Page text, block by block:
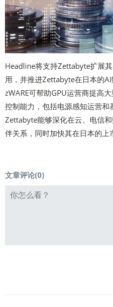
Headline将支持Zettabyte扩展
用，并推进Zettabyte在日本的AI
zWARE可帮助GPU运营商提高
控制能力，包括电源感知运营和
Zettabyte能够深化在云、电信
伴关系，同时加快其在日本的上
文章评论(0)